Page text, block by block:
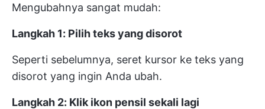
Mengubahnya sangat mudah:
Langkah 1: Pilih teks yang disorot
Seperti sebelumnya, seret kursor ke teks yang
disorot yang ingin Anda ubah.
Langkah 2: Klik ikon pensil sekali lagi